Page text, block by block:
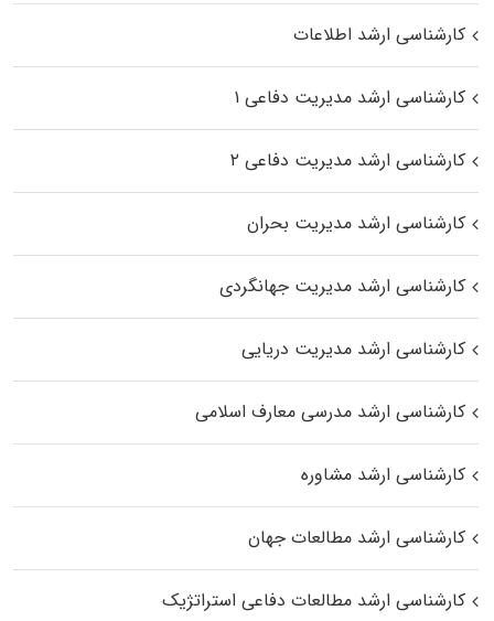
کارشناسی ارشد اطلاعات
کارشناسی ارشد مدیریت دفاعی ۱
کارشناسی ارشد مدیریت دفاعی ۲
کارشناسی ارشد مدیریت بحران
کارشناسی ارشد مدیریت جهانگردی
کارشناسی ارشد مدیریت دریایی
کارشناسی ارشد مدرسی معارف اسلامی
کارشناسی ارشد مشاوره
کارشناسی ارشد مطالعات جهان
کارشناسی ارشد مطالعات دفاعی استراتژیک